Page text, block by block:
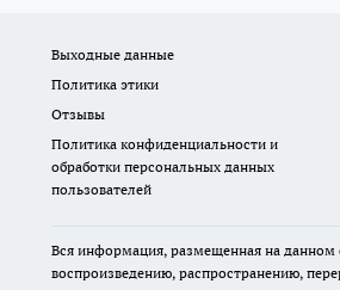
Выходные данные
Политика этики
Отзывы
Политика конфиденциальности и
обработки персональных данных
пользователей
Вся информация, размещенная на данном
воспроизведению, распространению,